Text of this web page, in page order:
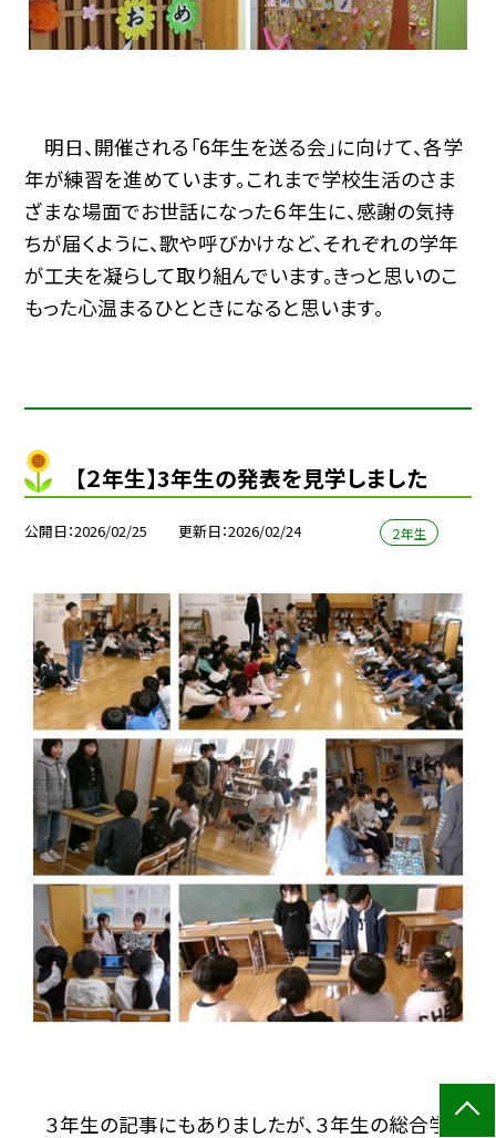
明日、開催される「6年生を送る会」に向けて、各学
年が練習を進めています。これまで学校生活のさま
ざまな場面でお世話になった６年生に、感謝の気持
ちが届くように、歌や呼びかけなど、それぞれの学年
が工夫を凝らして取り組んでいます。きっと思いのこ
もった心温まるひとときになると思います。
【２年生】3年生の発表を見学しました
公開日 2026/02/25 更新日 2026/02/24 ２年生
３年生の記事にもありましたが、３年生の総合学習